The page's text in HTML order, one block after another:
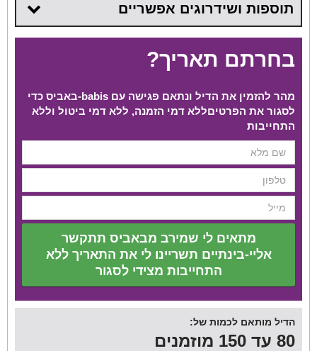
תוספות ושידרוגים אפשריים
בחרתם תאריך?
מהר להזמין את הדיל ונתאם פגישה עם babis-באביס כדי
לסגור את הפרטים​ ללא דמי הזמנה, ללא דמי ביטול וללא
התחייבות
מתאים לי שמירב מבאביס תתקשר
אליי-בינתיים תשריינו לי את התאריך ללא
התחייבות מצידי לסגור
הדיל מותאם לכמות של:
80 עד 150 מוזמנים